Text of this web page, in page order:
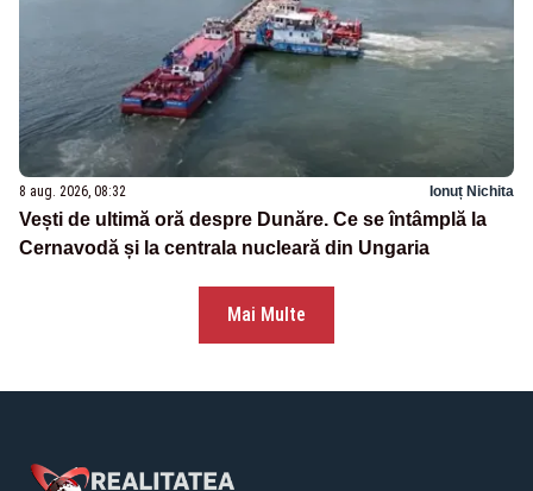
8 aug. 2026, 08:32 Ionuț Nichita
Vești de ultimă oră despre Dunăre. Ce se întâmplă la
Cernavodă și la centrala nucleară din Ungaria
Mai Multe